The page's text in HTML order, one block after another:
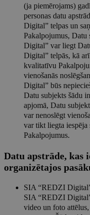
(ja piemērojams)
personas datu
Digital” telpas un
Pakalpojumus,
Digital” var liegt
Digital” telpās, kā
kvalitatīvu
vienošanās
Digital” būs
Datu subjekts šādu
apjomā, Datu
var nenoslēgt
var tikt liegta
Pakalpojumus.
Datu apstrāde, kas
organizētajos
SIA “REDZI
SIA “REDZI
video un foto